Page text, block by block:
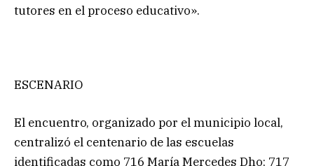
tutores en el proceso educativo».
ESCENARIO
El encuentro, organizado por el municipio local,
centralizó el centenario de las escuelas
identificadas como 716 María Mercedes Dho; 717